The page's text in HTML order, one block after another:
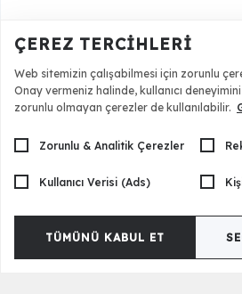
Albero Relax Köşe Takımı
ÇEREZ TERCIHLERI
Web sitemizin çalışabilmesi için zorunlu
Onay vermeniz halinde, kullanıcı
zorunlu olmayan çerezler de kullanılabilir.
Zorunlu & Analitik Çerezler
Kullanıcı Verisi (Ads)
TÜMÜNÜ KABUL ET